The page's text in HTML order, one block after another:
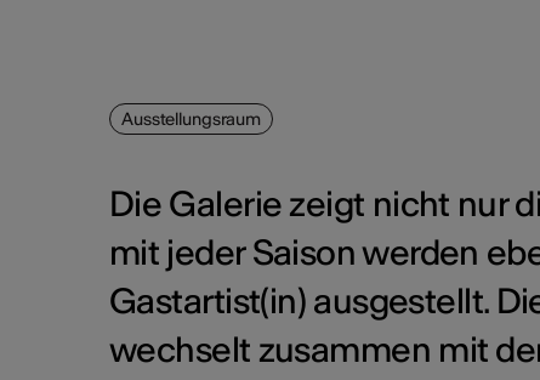
Ausstellungsraum
Die Galerie zeigt nicht nur
mit jeder Saison werden
Gastartist(in) ausgestellt.
wechselt zusammen mit